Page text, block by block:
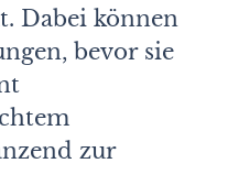
Dabei können
bevor sie
zur